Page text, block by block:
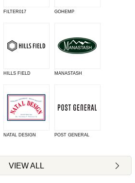
FILTER017 GOHEMP
HILLS FIELD MANASTASH
NATAL DESIGN POST GENERAL
VIEW ALL